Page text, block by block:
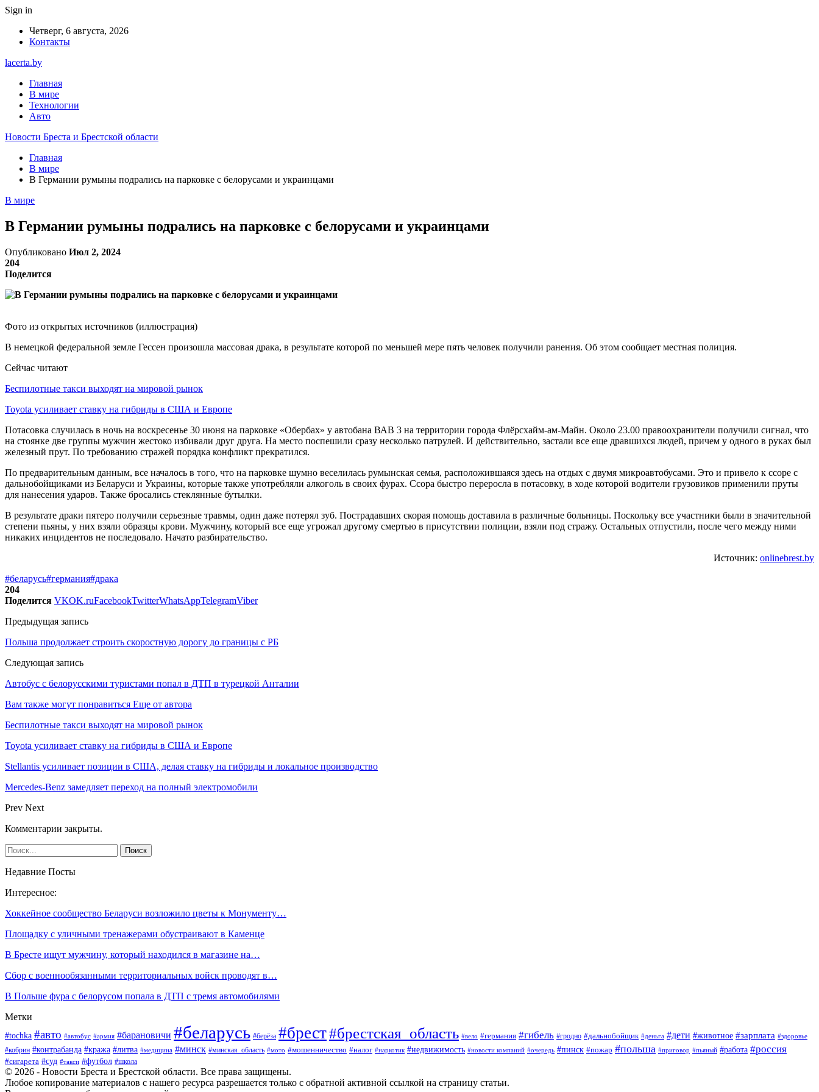
Sign in
Четверг, 6 августа, 2026
Контакты
lacerta.by
Главная
В мире
Технологии
Авто
Новости Бреста и Брестской области
Главная
В мире
В Германии румыны подрались на парковке с белорусами и украинцами
В мире
В Германии румыны подрались на парковке с белорусами и украинцами
Опубликовано Июл 2, 2024
204
Поделится
Фото из открытых источников (иллюстрация)
В немецкой федеральной земле Гессен произошла массовая драка, в результате которой по меньшей мере пять человек получили ранения. Об этом сообщает местная полиция.
Сейчас читают
Беспилотные такси выходят на мировой рынок
Toyota усиливает ставку на гибриды в США и Европе
Потасовка случилась в ночь на воскресенье 30 июня на парковке «Обербах» у автобана ВАВ 3 на территории города Флёрсхайм-ам-Майн. Около 23.00 правоохранители получили сигнал, что
на стоянке две группы мужчин жестоко избивали друг друга. На место поспешили сразу несколько патрулей. И действительно, застали все еще дравшихся людей, причем у одного в руках был
железный прут. По требованию стражей порядка конфликт прекратился.
По предварительным данным, все началось в того, что на парковке шумно веселилась румынская семья, расположившаяся здесь на отдых с двумя микроавтобусами. Это и привело к ссоре с
дальнобойщиками из Беларуси и Украины, которые также употребляли алкоголь в своих фурах. Ссора быстро переросла в потасовку, в ходе которой водители грузовиков применили пруты
для нанесения ударов. Также бросались стеклянные бутылки.
В результате драки пятеро получили серьезные травмы, один даже потерял зуб. Пострадавших скорая помощь доставила в различные больницы. Поскольку все участники были в значительной
степени пьяны, у них взяли образцы крови. Мужчину, который все еще угрожал другому смертью в присутствии полиции, взяли под стражу. Остальных отпустили, после чего между ними
никаких инцидентов не последовало. Начато разбирательство.
Источник: onlinebrest.by
#беларусь#германия#драка
204
Поделится VKOK.ruFacebookTwitterWhatsAppTelegramViber
Предыдущая запись
Польша продолжает строить скоростную дорогу до границы с РБ
Следующая запись
Автобус с белорусскими туристами попал в ДТП в турецкой Анталии
Вам также могут понравиться Еще от автора
Беспилотные такси выходят на мировой рынок
Toyota усиливает ставку на гибриды в США и Европе
Stellantis усиливает позиции в США, делая ставку на гибриды и локальное производство
Mercedes-Benz замедляет переход на полный электромобили
Prev Next
Комментарии закрыты.
Недавние Посты
Интересное:
Хоккейное сообщество Беларуси возложило цветы к Монументу…
Площадку с уличными тренажерами обустраивают в Каменце
В Бресте ищут мужчину, который находился в магазине на…
Сбор с военнообязанными территориальных войск проводят в…
В Польше фура с белорусом попала в ДТП с тремя автомобилями
Метки
#tochka #авто #автобус #армия #барановичи #беларусь #берёза #брест#брестская_область #вело #германия #гибель #гродно #дальнобойщик #деньга #дети #животное #зарплата #здоровье
#кобрин #контрабанда #кража #литва #медицина #минск #минская_область #мото #мошенничество #налог #наркотик #недвижимость #новости компаний #очередь #пинск #пожар #польша #приговор #пьяный #работа #россия
#сигарета #суд #такси #футбол #школа
© 2026 - Новости Бреста и Брестской области. Все права защищены.
Любое копирование материалов с нашего ресурса разрешается только с обратной активной ссылкой на страницу статьи.